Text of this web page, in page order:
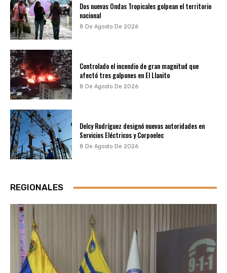
Dos nuevas Ondas Tropicales golpean el territorio
nacional
8 De Agosto De 2026
Controlado el incendio de gran magnitud que
afectó tres galpones en El Llanito
8 De Agosto De 2026
Delcy Rodríguez designó nuevas autoridades en
Servicios Eléctricos y Corpoelec
8 De Agosto De 2026
REGIONALES